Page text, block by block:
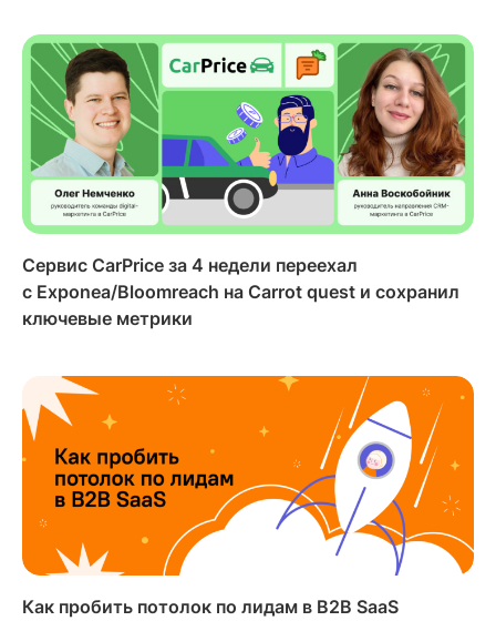
Сервис CarPrice за 4 недели переехал
с Exponea/Bloomreach на Carrot quest и сохранил
ключевые метрики
Как пробить потолок по лидам в B2B SaaS